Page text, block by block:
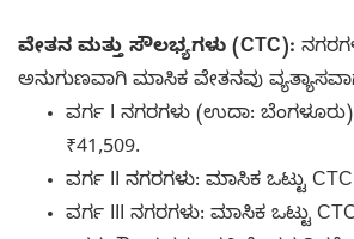
ವೇತನ ಮತ್ತು ಸೌಲಭ್ಯಗಳು (CTC):
ಅನುಗುಣವಾಗಿ ಮಾಸಿಕ ವೇತನವು
ವರ್ಗ I ನಗರಗಳು (ಉದಾ:
₹41,509.
ವರ್ಗ II ನಗರಗಳು: ಮಾಸಿಕ ಒಟ್ಟು CTC
ವರ್ಗ III ನಗರಗಳು: ಮಾಸಿಕ ಒಟ್ಟು